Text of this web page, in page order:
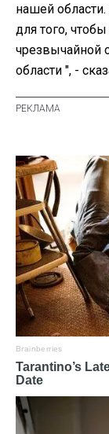
нашей
для того,
чрезвычайной
области ", -